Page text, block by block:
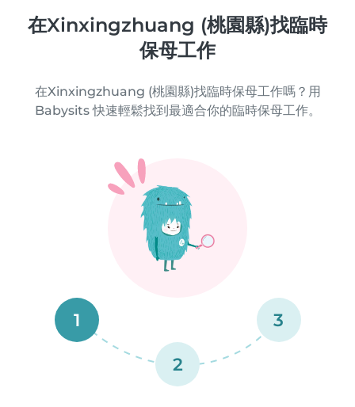
在Xinxingzhuang (桃園縣)找臨時
保母工作
在Xinxingzhuang (桃園縣)找臨時保母工作嗎？用
Babysits 快速輕鬆找到最適合你的臨時保母工作。
1
2
3